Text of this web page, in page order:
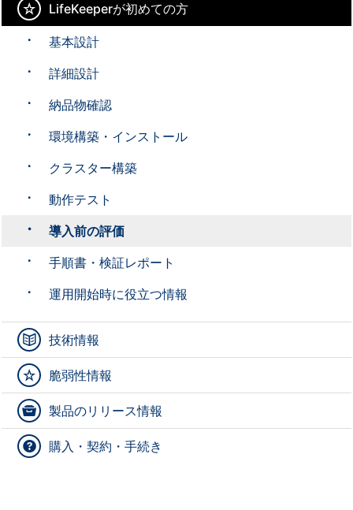
LifeKeeperが初めての方
基本設計
詳細設計
納品物確認
環境構築・インストール
クラスター構築
動作テスト
導入前の評価
手順書・検証レポート
運用開始時に役立つ情報
技術情報
脆弱性情報
製品のリリース情報
購入・契約・手続き